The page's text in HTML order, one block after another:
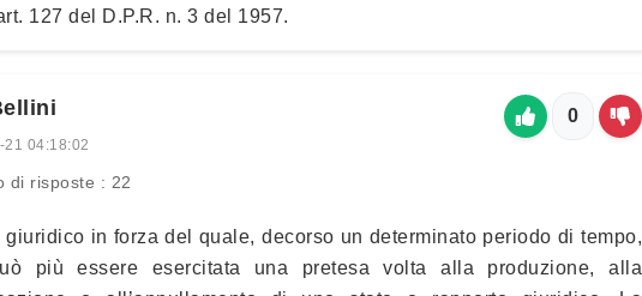
127 del D.P.R. n. 3 del 1957.
04:18:02
di risposte : 22
0
giuridico in forza del quale, decorso un determinato periodo di tempo,
più essere esercitata una pretesa volta alla produzione, alla